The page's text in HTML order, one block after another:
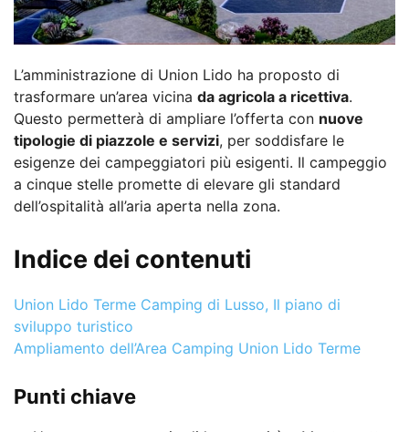
L’amministrazione di Union Lido ha proposto di
trasformare un’area vicina da agricola a ricettiva.
Questo permetterà di ampliare l’offerta con nuove
tipologie di piazzole e servizi, per soddisfare le
esigenze dei campeggiatori più esigenti. Il campeggio
a cinque stelle promette di elevare gli standard
dell’ospitalità all’aria aperta nella zona.
Indice dei contenuti
Union Lido Terme Camping di Lusso, Il piano di
sviluppo turistico
Ampliamento dell’Area Camping Union Lido Terme
Punti chiave